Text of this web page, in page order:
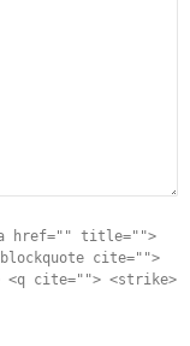
href="" title="">
cite="">
<q cite=""> <strike>